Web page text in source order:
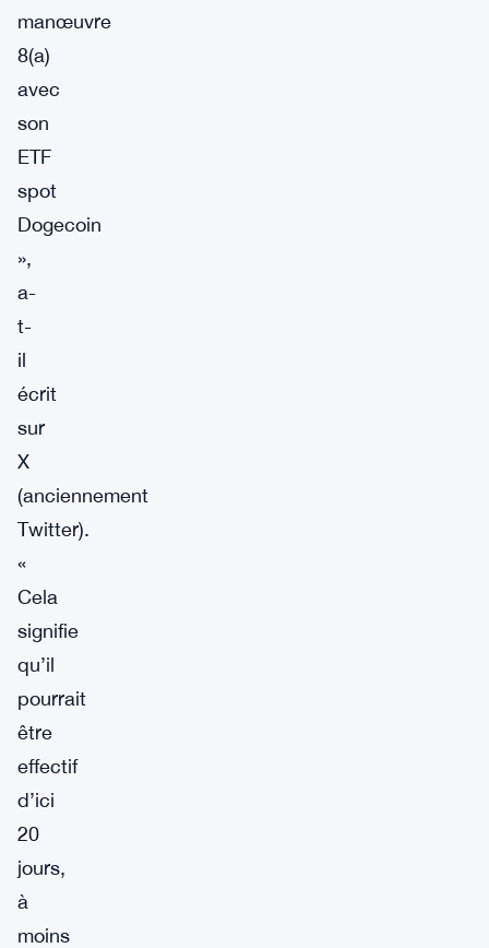
manœuvre
8(a)
avec
son
ETF
spot
Dogecoin
»,
a-
t-
il
écrit
sur
X
(anciennement
Twitter).
«
Cela
signifie
qu’il
pourrait
être
effectif
d’ici
20
jours,
à
moins